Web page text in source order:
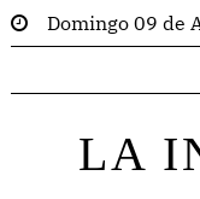
Domingo 09 de
LA